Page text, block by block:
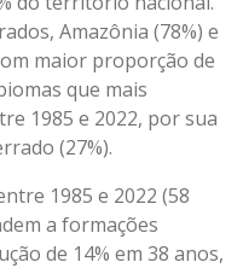
Amazônia (78%) e
maior proporção de
que mais
1985 e 2022, por sua
(27%).
1985 e 2022 (58
a formações
de 14% em 38 anos,